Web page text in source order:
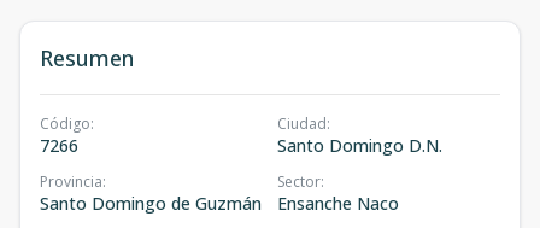
Resumen
Código:
7266
Ciudad:
Santo Domingo D.N.
Provincia:
Santo Domingo de Guzmán
Sector:
Ensanche Naco